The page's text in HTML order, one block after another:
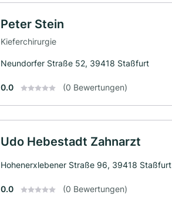
Peter Stein
Kieferchirurgie
Neundorfer Straße 52, 39418 Staßfurt
0.0 (0 Bewertungen)
Udo Hebestadt Zahnarzt
Hohenerxlebener Straße 96, 39418 Staßfurt
0.0 (0 Bewertungen)